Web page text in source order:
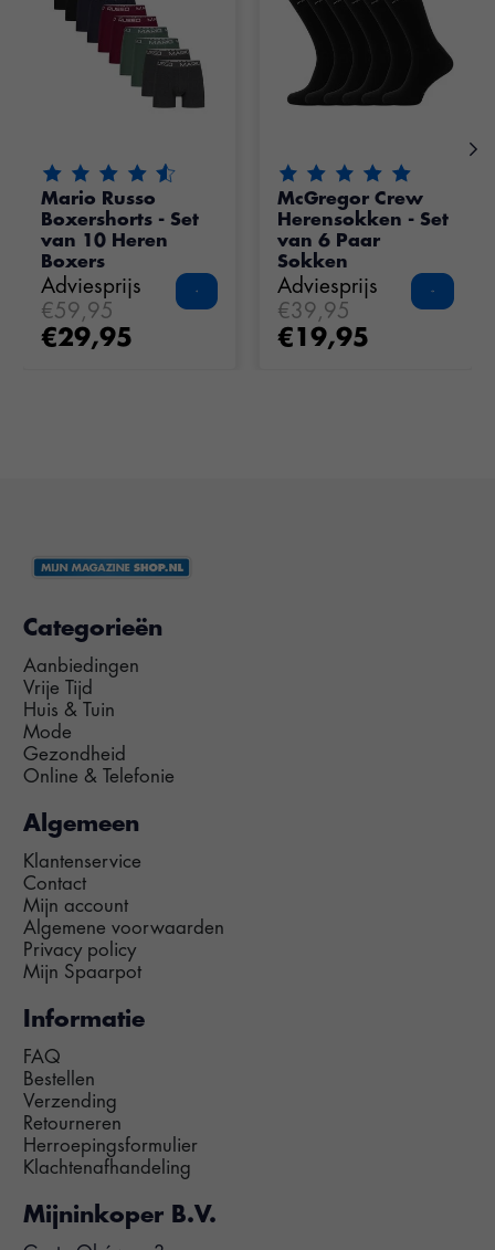
De beoordeling van dit product is 4.55 van de 5
Mario Russo
Boxershorts - Set
van 10 Heren
Boxers
Adviesprijs
€59,95
€29,95
De beoordeling van dit
McGregor Crew
Herensokken - Set
van 6 Paar
Sokken
Adviesprijs
€39,95
€19,95
Categorieën
Aanbiedingen
Vrije Tijd
Huis & Tuin
Mode
Gezondheid
Online & Telefonie
Algemeen
Klantenservice
Contact
Mijn account
Algemene voorwaarden
Privacy policy
Mijn Spaarpot
Informatie
FAQ
Bestellen
Verzending
Retourneren
Herroepingsformulier
Klachtenafhandeling
Mijninkoper B.V.